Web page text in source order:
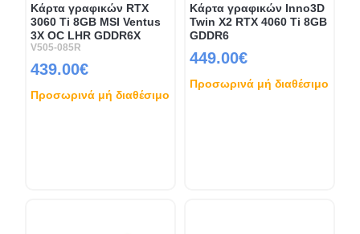
Κάρτα γραφικών RTX
3060 Ti 8GB MSI Ventus
3X OC LHR GDDR6X
V505-085R
439.00€
Προσωρινά μή διαθέσιμο
Κάρτα γραφικών Inno3D
Twin X2 RTX 4060 Ti 8GB
GDDR6
449.00€
Προσωρινά μή διαθέσιμο